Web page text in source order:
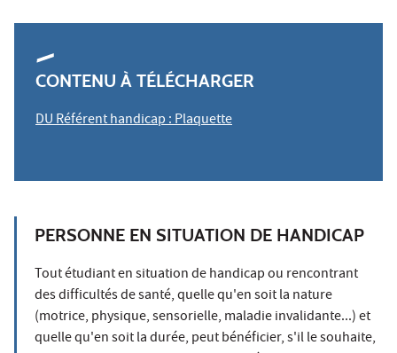
CONTENU À TÉLÉCHARGER
DU Référent handicap : Plaquette
PERSONNE EN SITUATION DE HANDICAP
Tout étudiant en situation de handicap ou rencontrant
des difficultés de santé, quelle qu'en soit la nature
(motrice, physique, sensorielle, maladie invalidante...) et
quelle qu'en soit la durée, peut bénéficier, s'il le souhaite,